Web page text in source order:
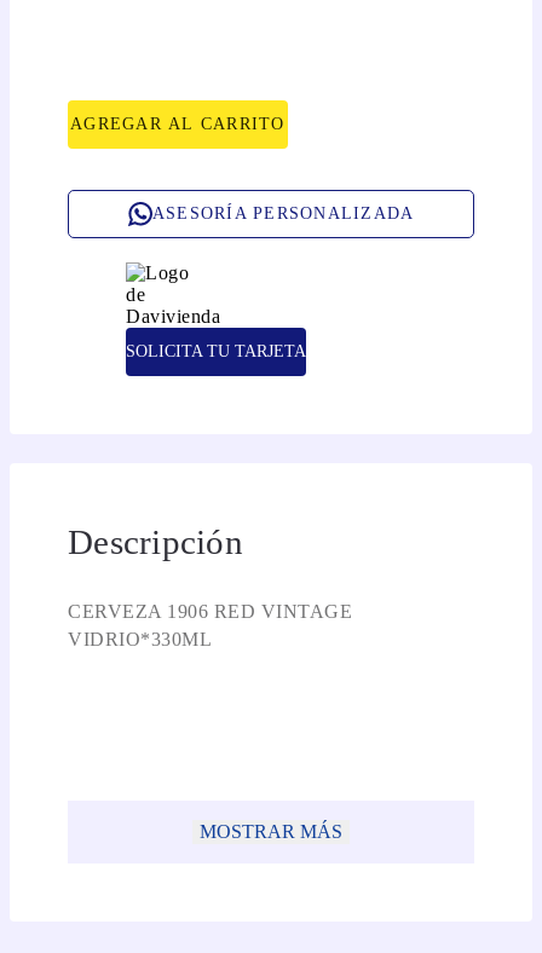
AGREGAR AL CARRITO
ASESORÍA PERSONALIZADA
SOLICITA TU TARJETA
Descripción
CERVEZA 1906 RED VINTAGE
VIDRIO*330ML
MOSTRAR MÁS